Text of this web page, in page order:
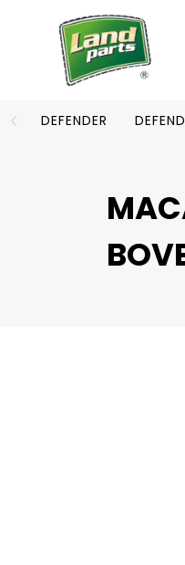
DEFENDER